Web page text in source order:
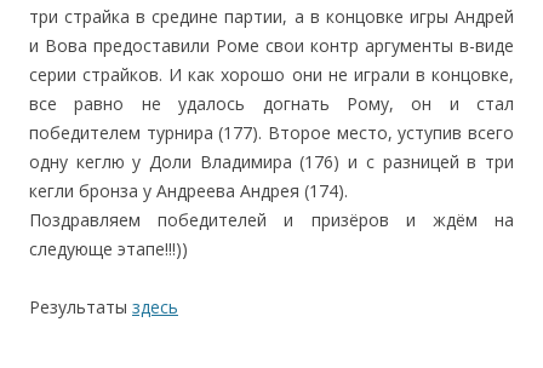
три страйка в средине партии, а в концовке игры Андрей
и Вова предоставили Роме свои контр аргументы в-виде
серии страйков. И как хорошо они не играли в концовке,
все равно не удалось догнать Рому, он и стал
победителем турнира (177). Второе место, уступив всего
одну кеглю у Доли Владимира (176) и с разницей в три
кегли бронза у Андреева Андрея (174).
Поздравляем победителей и призёров и ждём на
следующе этапе!!!))
Результаты здесь